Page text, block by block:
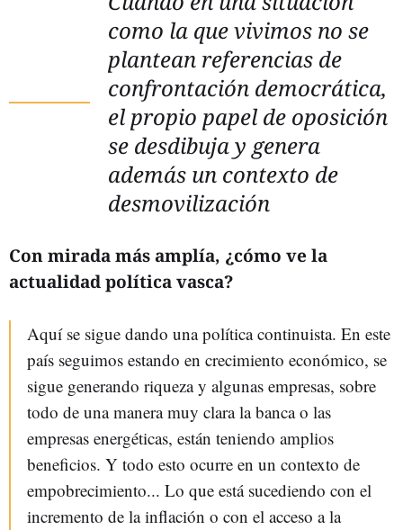
como la que vivimos no se
plantean referencias de
confrontación democrática,
el propio papel de oposición
se desdibuja y genera
además un contexto de
desmovilización
Con mirada más amplía, ¿cómo ve la
actualidad política vasca?
Aquí se sigue dando una política continuista. En este
país seguimos estando en crecimiento económico, se
sigue generando riqueza y algunas empresas, sobre
todo de una manera muy clara la banca o las
empresas energéticas, están teniendo amplios
beneficios. Y todo esto ocurre en un contexto de
empobrecimiento... Lo que está sucediendo con el
incremento de la inflación o con el acceso a la